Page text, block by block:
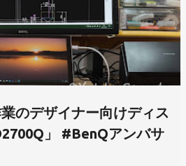
のデザイナー向けディス
」 #BenQアンバサ